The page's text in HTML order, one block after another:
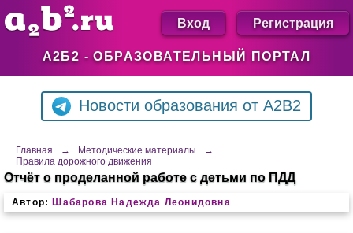
А2Б2 - ОБРАЗОВАТЕЛЬНЫЙ ПОРТАЛ
Вход Регистрация
Новости образования от A2B2
Главная → Методические материалы
→
Правила дорожного движения
Отчёт о проделанной работе с детьми по ПДД
Автор: Шабарова Надежда Леонидовна